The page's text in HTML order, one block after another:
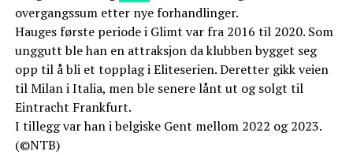
overgangssum etter nye forhandlinger.
Hauges første periode i Glimt var fra 2016 til 2020. Som
unggutt ble han en attraksjon da klubben bygget seg
opp til å bli et topplag i Eliteserien. Deretter gikk veien
til Milan i Italia, men ble senere lånt ut og solgt til
Eintracht Frankfurt.
I tillegg var han i belgiske Gent mellom 2022 og 2023.
(©NTB)